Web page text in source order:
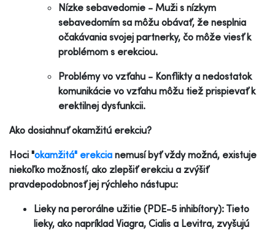
Nízke sebavedomie - Muži s nízkym
sebavedomím sa môžu obávať, že nesplnia
očakávania svojej partnerky, čo môže viesť k
problémom s erekciou.
Problémy vo vzťahu - Konflikty a nedostatok
komunikácie vo vzťahu môžu tiež prispievať k
erektilnej dysfunkcii.
Ako dosiahnuť okamžitú erekciu?
Hoci "okamžitá" erekcia nemusí byť vždy možná, existuje
niekoľko možností, ako zlepšiť erekciu a zvýšiť
pravdepodobnosť jej rýchleho nástupu:
Lieky na perorálne užitie (PDE-5 inhibítory): Tieto
lieky, ako napríklad Viagra, Cialis a Levitra, zvyšujú